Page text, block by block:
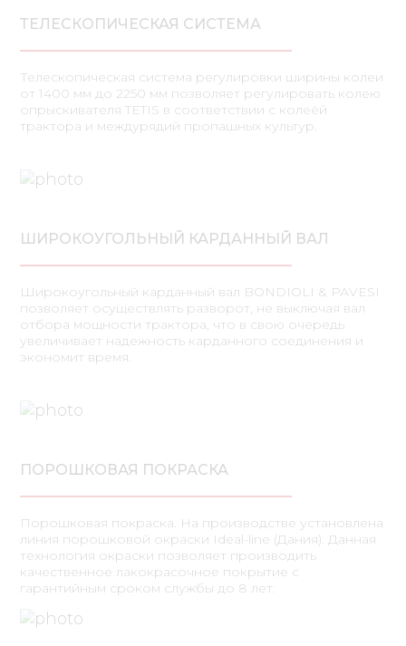
ТЕЛЕСКОПИЧЕСКАЯ СИСТЕМА
Телескопическая система регулировки ширины колеи
от 1400 мм до 2250 мм позволяет регулировать колею
опрыскивателя TETIS в соответствии с колеёй
трактора и междурядий пропашных культур.
ШИРОКОУГОЛЬНЫЙ КАРДАННЫЙ ВАЛ
Широкоугольный карданный вал BONDIOLI & PAVESI
позволяет осуществлять разворот, не выключая вал
отбора мощности трактора, что в свою очередь
увеличивает надежность карданного соединения и
экономит время.
ПОРОШКОВАЯ ПОКРАСКА
Порошковая покраска. На производстве установлена
линия порошковой окраски Ideal-line (Дания). Данная
технология окраски позволяет производить
качественное лакокрасочное покрытие с
гарантийным сроком службы до 8 лет.